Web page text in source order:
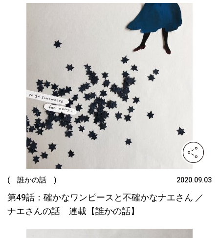
( 誰かの話 ) 2020.09.03
第49話：確かなワンピースと不確かなナエさん ／
ナエさんの話 連載【誰かの話】